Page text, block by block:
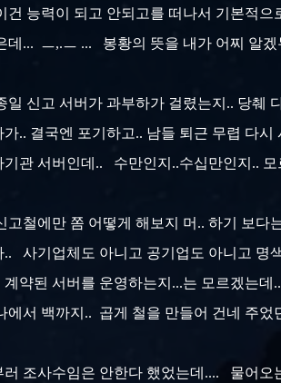
건 능력이 되고 안되고를 떠나서 기본적
데... ㅡ,.ㅡ ... 봉황의 뜻을 내가 어찌 알겠
일 신고 서버가 과부하가 걸렸는지.. 당
가.. 결국엔 포기하고.. 남들 퇴근 무렵 다
기관 서버인데.. 수만인지..수십만인지..
고철에만 쫌 어떻게 해보지 머.. 하기 보
.. 사기업체도 아니고 공기업도 아니고
계약된 서버를 운영하는지...는 모르겠는
에서 백까지.. 곱게 철을 만들어 건네 주
러 조사수임은 안한다 했었는데.... 물어